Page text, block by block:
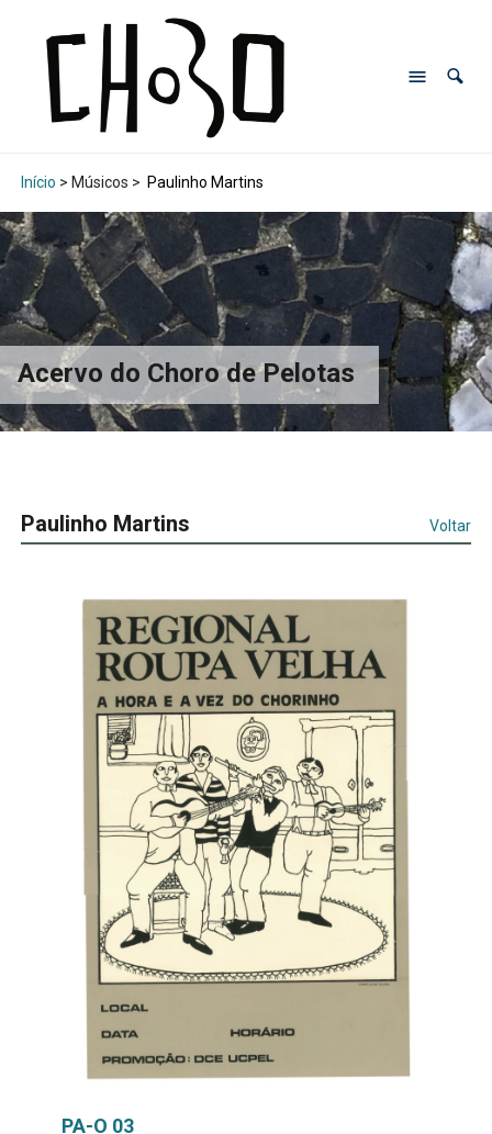
Início > Músicos > Paulinho Martins
Acervo do Choro de Pelotas
Paulinho Martins Voltar
PA-O 03